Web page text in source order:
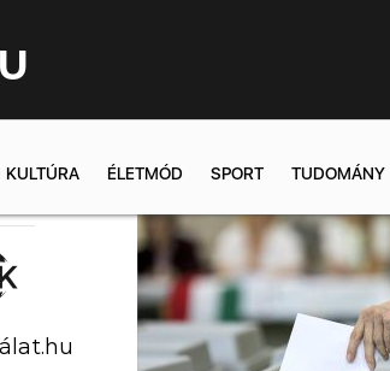
KULTÚRA ÉLETMÓD SPORT TUDOMÁNY